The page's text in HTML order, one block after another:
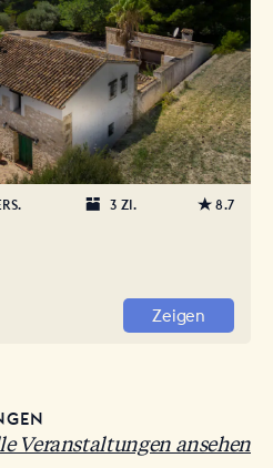
3 ZI. 8.7
Zeigen
Veranstaltungen ansehen